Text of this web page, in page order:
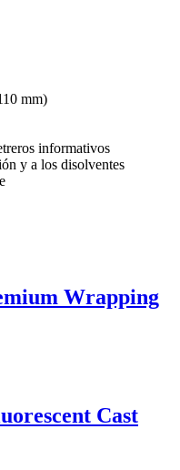
mm)
informativos
y a los disolventes
Wrapping
Cast